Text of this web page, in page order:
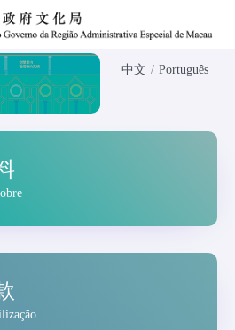
中文 / Português